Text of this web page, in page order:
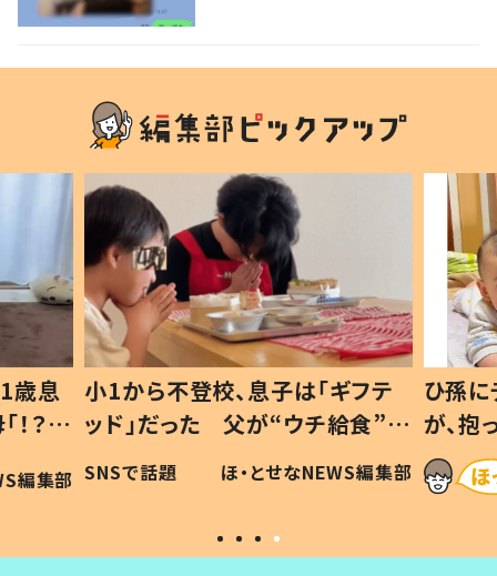
歳息
？」
編集部
小1から不登校、息子は「ギフテ
ッド」だった 父が“ウチ給食”を
作り続ける理由とは #令和の親
#令和の子
SNSで話題 ほ・とせなNEWS編集部
ひ孫
が、
「涙が
い」